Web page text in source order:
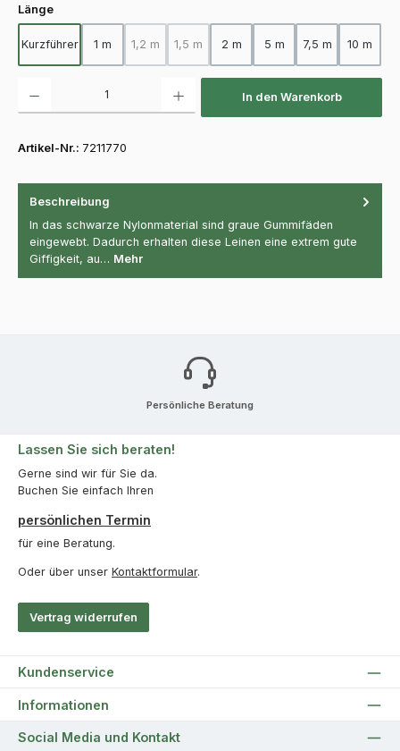
Längeauswählen
Kurzführer 1 m 1,2 m
(Diese Option ist zurzeit nicht verfügbar.)
1,5 m
(Diese Option ist zurzeit nicht verfügbar.)
2 m 5 m 7,5 m 10 m
In den Warenkorb
Artikel-Nr.: 7211770
Beschreibung
In das schwarze Nylonmaterial sind graue Gummifäden
eingewebt. Dadurch erhalten diese Leinen eine extrem gute
Giffigkeit, au… Mehr
Persönliche Beratung
Lassen Sie sich beraten!
Gerne sind wir für Sie da.
Buchen Sie einfach Ihren
persönlichen Termin
für eine Beratung.
Oder über unser Kontaktformular.
Vertrag widerrufen
Kundenservice
Informationen
Social Media und Kontakt